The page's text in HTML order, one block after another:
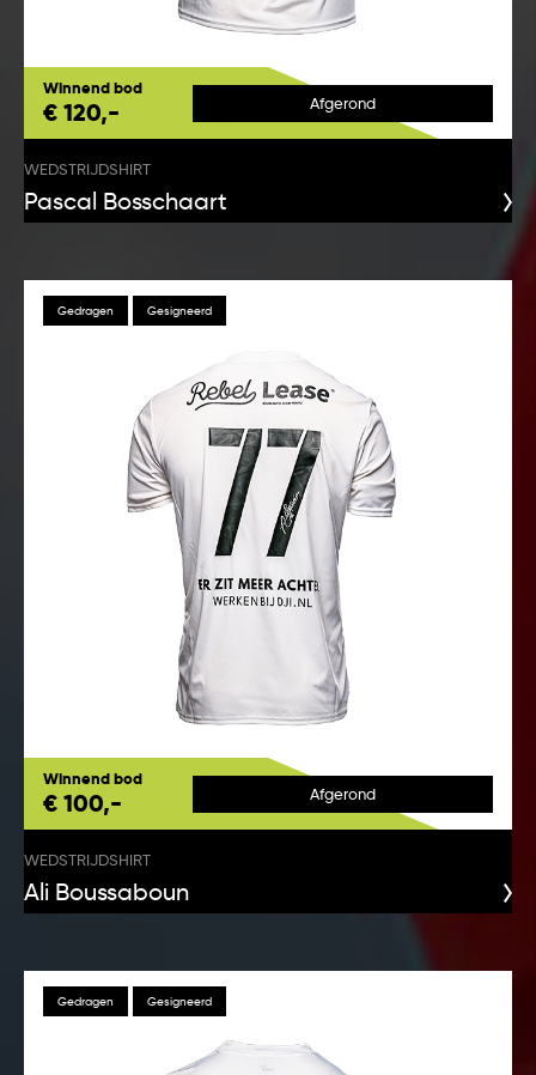
Winnend bod
€ 120,- Afgerond
WEDSTRIJDSHIRT
Pascal Bosschaart
Gedragen Gesigneerd
Winnend bod
€ 100,- Afgerond
WEDSTRIJDSHIRT
Ali Boussaboun
Gedragen Gesigneerd